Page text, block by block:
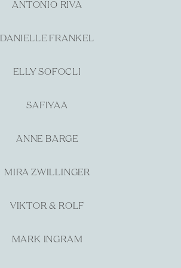
ANTONIO RIVA
DANIELLE FRANKEL
ELLY SOFOCLI
SAFIYAA
ANNE BARGE
MIRA ZWILLINGER
VIKTOR & ROLF
MARK INGRAM